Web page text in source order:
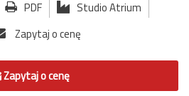
PDF
Studio Atrium
Zapytaj o cenę
Zapytaj o cenę